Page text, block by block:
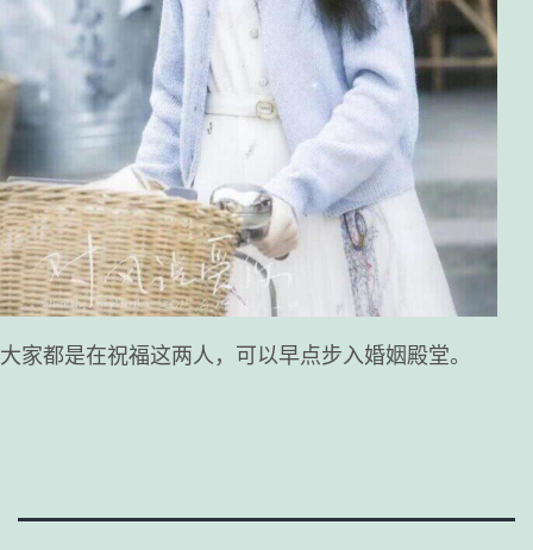
大家都是在祝福这两人，可以早点步入婚姻殿堂。